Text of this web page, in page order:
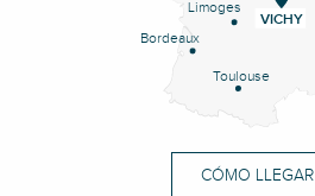
Limoges
Bordeaux
Toulouse
VICHY
CÓMO LLEGAR